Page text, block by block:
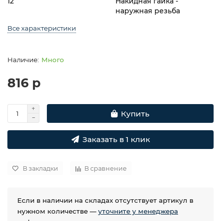
наружная резьба
Все характеристики
Много
816 р
Купить
Заказать в 1 клик
В закладки В сравнение
Если в наличии на складах отсутствует артикул в
нужном количестве —уточните у менеджера